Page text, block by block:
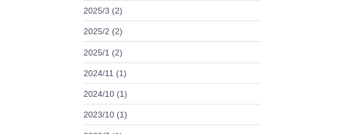
2025/3 (2)
2025/2 (2)
2025/1 (2)
2024/11 (1)
2024/10 (1)
2023/10 (1)